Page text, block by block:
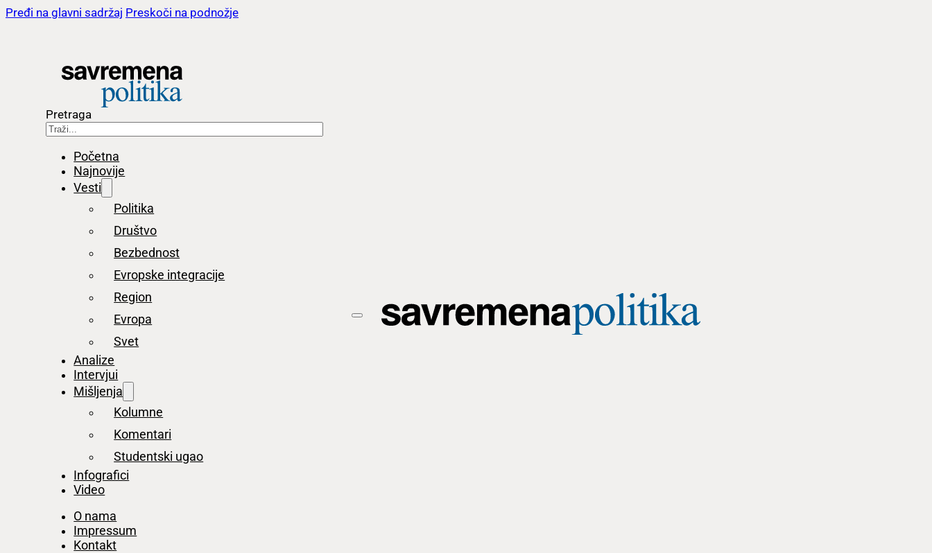
Pređi na glavni sadržaj Preskoči na podnožje
Pretraga
Početna
Najnovije
Vesti
Politika
Društvo
Bezbednost
Evropske integracije
Region
Evropa
Svet
Analize
Intervjui
Mišljenja
Kolumne
Komentari
Studentski ugao
Infografici
Video
O nama
Impressum
Kontakt